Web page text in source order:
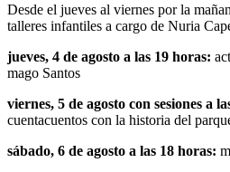
Desde el jueves al viernes por la
talleres infantiles a cargo de Nuria
jueves, 4 de agosto a las 19 horas:
mago Santos
viernes, 5 de agosto con sesiones a
cuentacuentos con la historia del
sábado, 6 de agosto a las 18 horas: